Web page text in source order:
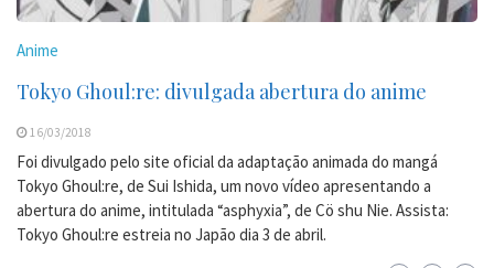
Anime
Tokyo Ghoul:re: divulgada abertura do anime
16/03/2018
Foi divulgado pelo site oficial da adaptação animada do mangá
Tokyo Ghoul:re, de Sui Ishida, um novo vídeo apresentando a
abertura do anime, intitulada “asphyxia”, de Cö shu Nie. Assista:
Tokyo Ghoul:re estreia no Japão dia 3 de abril.